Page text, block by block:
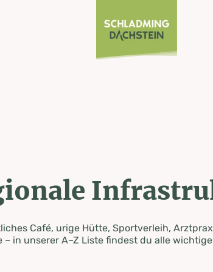
Café, urige Hütte, Sportverleih,
– in unserer A–Z Liste findest du alle